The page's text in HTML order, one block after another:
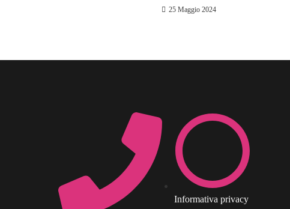
25 Maggio 2024
Informativa privacy